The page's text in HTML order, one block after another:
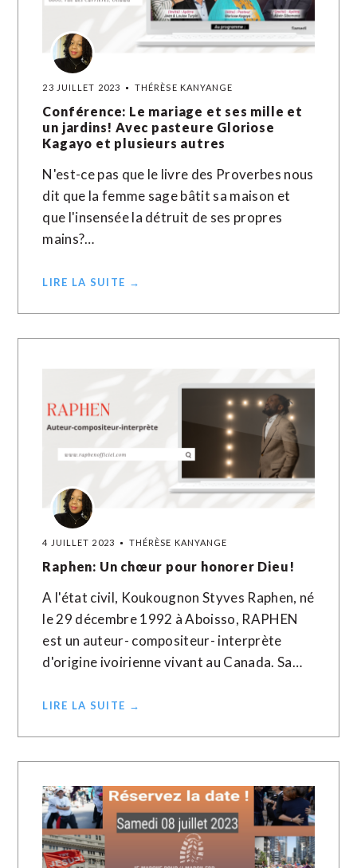
23 JUILLET 2023 THÉRÈSE KANYANGE
Conférence: Le mariage et ses mille et
un jardins! Avec pasteure Gloriose
Kagayo et plusieurs autres
N'est-ce pas que le livre des Proverbes nous
dit que la femme sage bâtit sa maison et
que l'insensée la détruit de ses propres
mains?…
LIRE LA SUITE →
4 JUILLET 2023 THÉRÈSE KANYANGE
Raphen: Un chœur pour honorer Dieu!
A l'état civil, Koukougnon Styves Raphen, né
le 29 décembre 1992 à Aboisso, RAPHEN
est un auteur- compositeur- interprète
d'origine ivoirienne vivant au Canada. Sa…
LIRE LA SUITE →